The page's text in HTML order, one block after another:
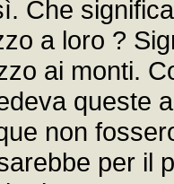
Che
a loro ?
ai monti.
queste
non
per il